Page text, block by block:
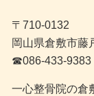
〒710-0132
岡山県倉敷市藤
☎︎086-433-9383
一心整骨院の倉